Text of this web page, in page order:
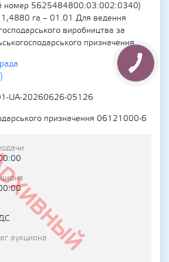
номер 5625484800:03:002:0340)
га – 01.01 Для ведення
виробництва за
призначення.
UA-20260626-05126
призначення 06121000-6
аукциона